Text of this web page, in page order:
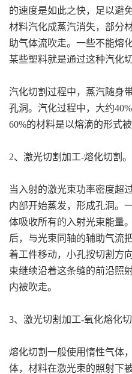
的速度是如此之快，足以避
材料汽化成蒸汽消失，部分
助气体流吹走。一些不能熔
某些塑料就是通过这种汽化
汽化切割过程中，蒸汽随身
孔洞。汽化过程中，大约
60%的材料是以熔滴的形式被
2、激光切割加工-熔化切割。
当入射的激光束功率密度超
内部开始蒸发，形成孔洞。
体吸收所有的入射光束能量
后，与光束同轴的辅助气流
着工件移动，小孔按切割方
束继续沿着这条缝的前沿照
内被吹走。
3、激光切割加工-氧化熔化切
熔化切割一般使用惰性气体
体，材料在激光束的照射下